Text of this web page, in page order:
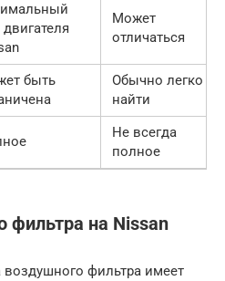
Может
отличаться
быть
Обычно легко
найти
Не всегда
полное
фильтра на Nissan
фильтра имеет